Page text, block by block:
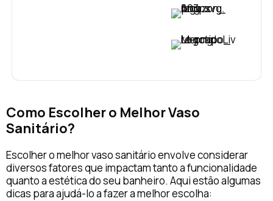
Como Escolher o Melhor Vaso
Sanitário?
Escolher o melhor vaso sanitário envolve considerar
diversos fatores que impactam tanto a funcionalidade
quanto a estética do seu banheiro. Aqui estão algumas
dicas para ajudá-lo a fazer a melhor escolha: